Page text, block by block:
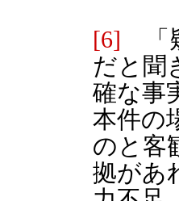
[6] 「
だと聞
確な事
本件の
のと客
拠があ